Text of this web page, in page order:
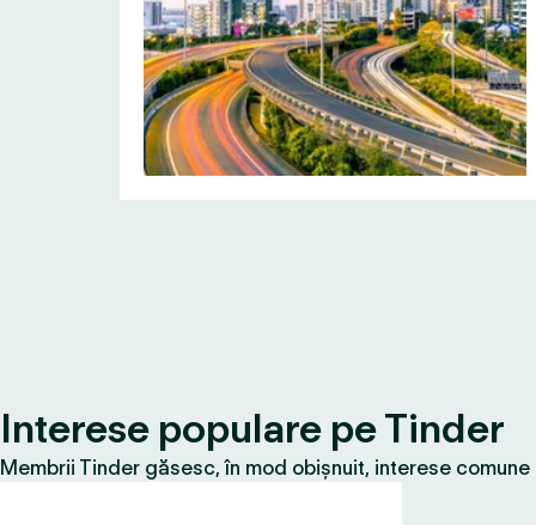
Interese populare pe Tinder
Membrii Tinder găsesc, în mod obișnuit, interese